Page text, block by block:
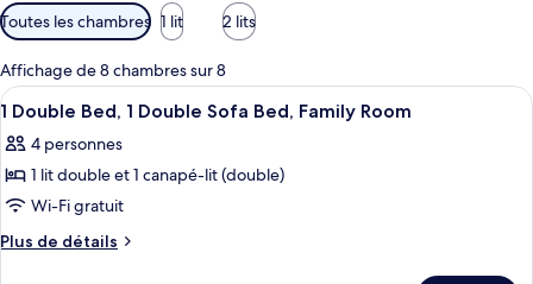
Filtres
disponibles
pour
les
chambres
Toutes les chambres 1 lit 2 lits
Affichage de 8 chambres sur 8
Afficher
toutes
les
photos
pour
ce
5
1 Double Bed, 1 Double Sofa Bed, Family Room
4 personnes
1 lit double et 1 canapé-lit (double)
Wi-Fi gratuit
Plus de détails
Plus